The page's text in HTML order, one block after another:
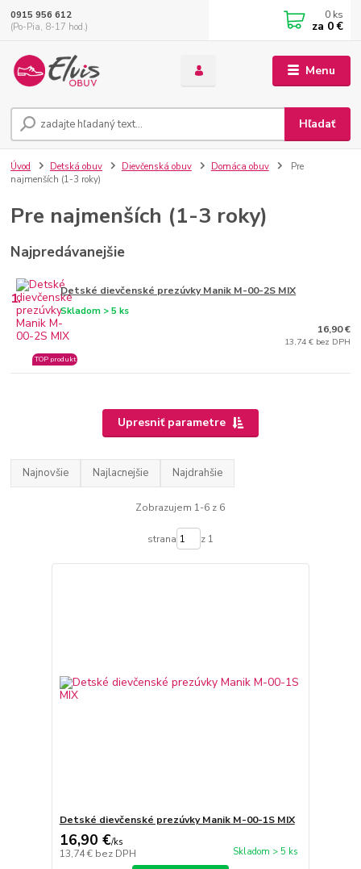
Menu
Hľadať
0915 956 612
(Po-Pia, 8-17 hod.)
0 ks
za 0 €
Úvod Detská obuv Dievčenská obuv Domáca obuv
Pre
najmenších (1-3 roky)
Pre najmenších (1-3 roky)
Najpredávanejšie
1. Detské dievčenské prezúvky Manik M-00-2S MIX
Skladom > 5 ks
TOP produkt
16,90 €
13,74 € bez DPH
Upresniť parametre
Najnovšie Najlacnejšie Najdrahšie
Zobrazujem 1-6 z 6
strana z 1
Detské dievčenské prezúvky Manik M-00-1S MIX
16,90 €/ks
13,74 € bez DPH Skladom > 5 ks